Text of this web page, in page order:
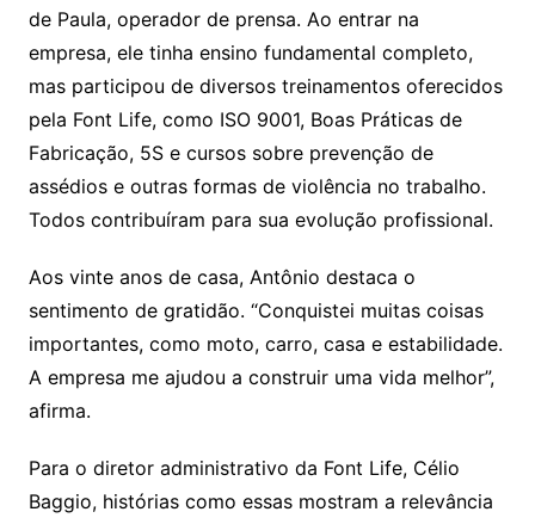
de Paula, operador de prensa. Ao entrar na
empresa, ele tinha ensino fundamental completo,
mas participou de diversos treinamentos oferecidos
pela Font Life, como ISO 9001, Boas Práticas de
Fabricação, 5S e cursos sobre prevenção de
assédios e outras formas de violência no trabalho.
Todos contribuíram para sua evolução profissional.
Aos vinte anos de casa, Antônio destaca o
sentimento de gratidão. “Conquistei muitas coisas
importantes, como moto, carro, casa e estabilidade.
A empresa me ajudou a construir uma vida melhor”,
afirma.
Para o diretor administrativo da Font Life, Célio
Baggio, histórias como essas mostram a relevância